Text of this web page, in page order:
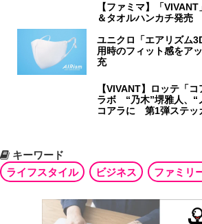
【ファミマ】「
＆タオルハンカチ発売
ユニクロ「エアリズム
用時のフィット感をア
充
【VIVANT】ロッテ「
ラボ “乃木”堺雅人、“
コアラに 第1弾ステッ
キーワード
ライフスタイル
ビジネス ファミリ